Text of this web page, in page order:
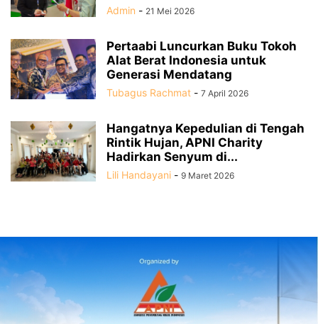
Admin - 21 Mei 2026
Pertaabi Luncurkan Buku Tokoh
Alat Berat Indonesia untuk
Generasi Mendatang
Tubagus Rachmat - 7 April 2026
Hangatnya Kepedulian di Tengah
Rintik Hujan, APNI Charity
Hadirkan Senyum di...
Lili Handayani - 9 Maret 2026